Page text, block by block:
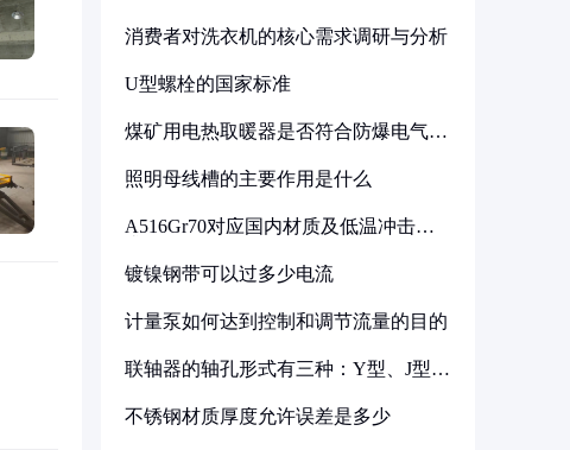
消费者对洗衣机的核心需求调研与分析
U型螺栓的国家标准
煤矿用电热取暖器是否符合防爆电气设
照明母线槽的主要作用是什么
A516Gr70对应国内材质及低温冲击要
镀镍钢带可以过多少电流
计量泵如何达到控制和调节流量的目的
联轴器的轴孔形式有三种：Y型、J型、
不锈钢材质厚度允许误差是多少